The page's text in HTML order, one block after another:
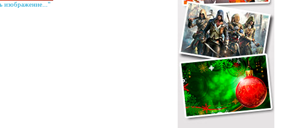
изображение..."